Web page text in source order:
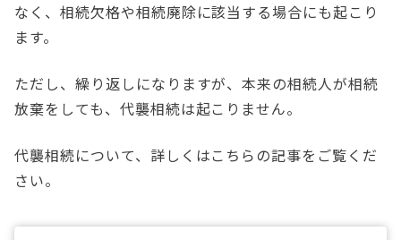
なく、相続欠格や相続廃除に該当する場合にも起こり
ます。
ただし、繰り返しになりますが、本来の相続人が相続
放棄をしても、代襲相続は起こりません。
代襲相続について、詳しくはこちらの記事をご覧くだ
さい。